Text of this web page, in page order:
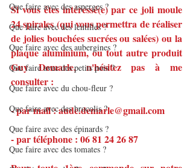
Que faire avec des asperges ?
Que faire avec des lentilles ?
Que faire avec des aubergines ?
Que faire avec des petits pois ?
Que faire avec du chou-fleur ?
Que faire avec des brocolis ?
Que faire avec des épinards ?
Que faire avec des tomates ?
Si vous êtes intéressé(e) par ce joli moule
24 spirales (qui vous permettra de réaliser
de jolies bouchées sucrées ou salées) ou la
plaque aluminium, ou tout autre produit
Guy Demarle, n'hésitez pas à me
consulter :
- par mail : aude.demarle@gmail.com
- par téléphone : 06 81 24 26 87